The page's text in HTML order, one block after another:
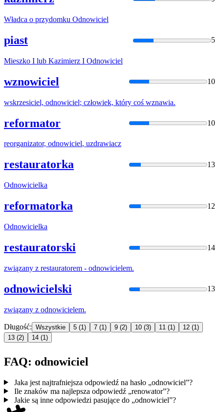
Władca o przydomku Odnowiciel
piast 5
Mieszko I lub Kazimierz I Odnowiciel
wznowiciel 10
wskrzesiciel, odnowiciel; człowiek, który coś wznawia.
reformator 10
reorganizator, odnowiciel, uzdrawiacz
restauratorka 13
Odnowicielka
reformatorka 12
Odnowicielka
restauratorski 14
związany z restauratorem - odnowicielem.
odnowicielski 13
związany z odnowicielem.
Długość: Wszystkie 5 (1) 7 (1) 9 (2) 10 (3) 11 (1) 12 (1)
13 (2) 14 (1)
FAQ: odnowiciel
Jaka jest najtrafniejsza odpowiedź na hasło „odnowiciel”?
Ile znaków ma najlepsza odpowiedź „renowator”?
Jakie są inne odpowiedzi pasujące do „odnowiciel”?